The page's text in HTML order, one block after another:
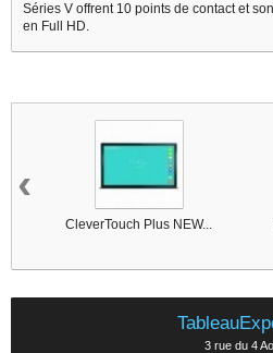
Séries V offrent 10 points de contact et
en Full HD.
CleverTouch Plus NEW...
‹
3 rue du 4